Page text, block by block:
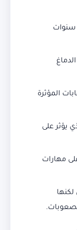
المؤثرة
يؤثر على
مهارات
لكنها